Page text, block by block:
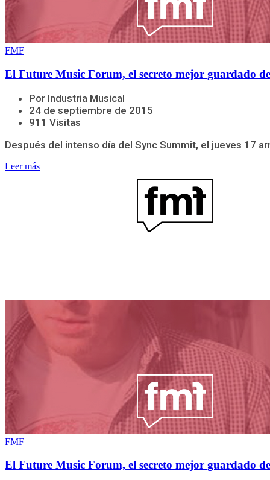
FMF
El Future Music Forum, el secreto mejor guardado
Por Industria Musical
24 de septiembre de 2015
911 Visitas
Después del intenso día del Sync Summit, el jueves 17
Leer más
FMF
El Future Music Forum, el secreto mejor guardado